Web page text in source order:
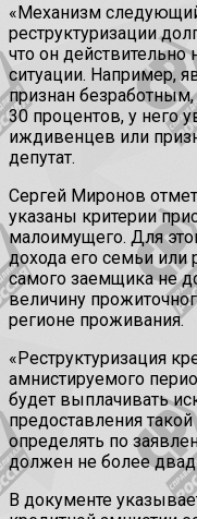
«Механизм
реструктуризации
что он действительно
ситуации. Например,
признан
30 процентов, у него
иждивенцев или
депутат.
Сергей Миронов
указаны критерии
малоимущего. Для
дохода его семьи
самого заемщика не
величину
регионе проживания.
«Реструктуризация
амнистируемого
будет выплачивать
предоставления
определять по
должен не более
В документе